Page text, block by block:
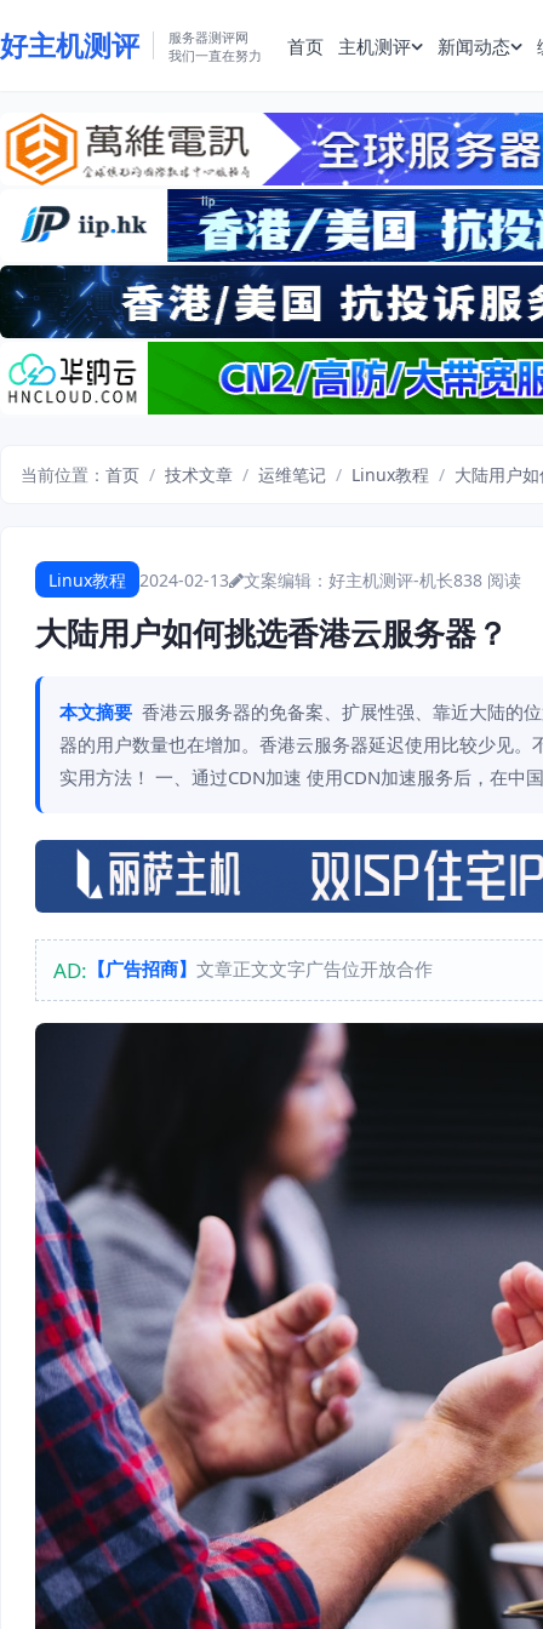
好主机测评
服务器测评网
我们一直在努力
首页 主机测评 新闻动态
当前位置： 首页 / 技术文章 / 运维笔记 / Linux教程 / 大陆用户
Linux教程 2024-02-13 文案编辑：好主机测评-机长838 阅读
大陆用户如何挑选香港云服务器？
本文摘要 香港云服务器的免备案、扩展性强、靠近大陆的
器的用户数量也在增加。香港云服务器延迟使用比较少见
实用方法！ 一、通过CDN加速 使用CDN加速服务后，在中
AD: 【广告招商】 文章正文文字广告位开放合作